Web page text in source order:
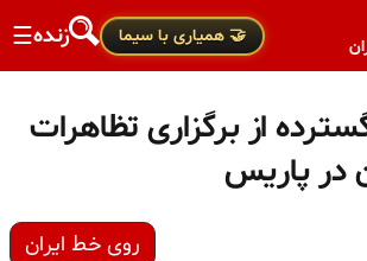
🤝 همیاری با سیما زنده☰
از برگزاری تظاهرات
در پاریس
روی خط ایران